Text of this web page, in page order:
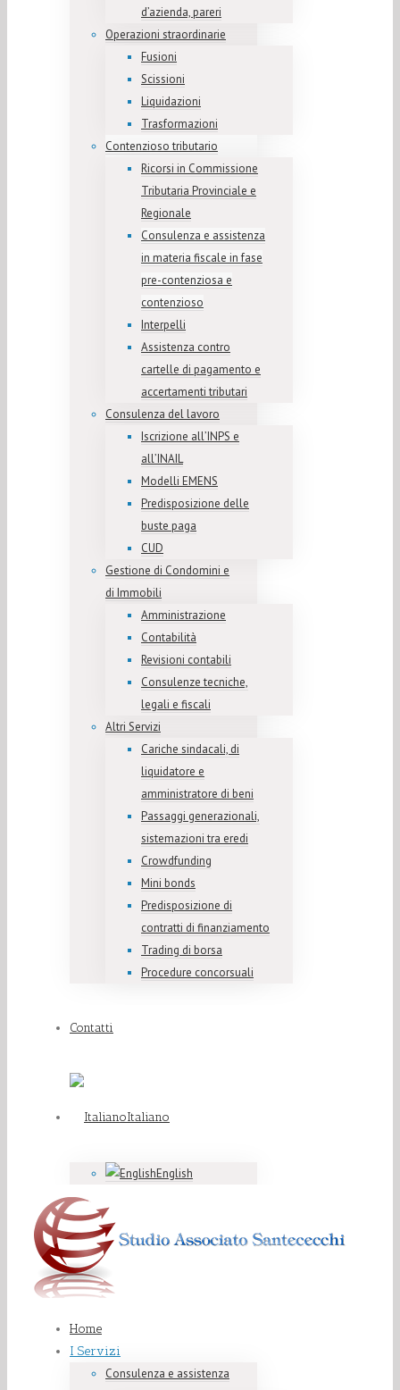
d’azienda, pareri
Operazioni straordinarie
Fusioni
Scissioni
Liquidazioni
Trasformazioni
Contenzioso tributario
Ricorsi in Commissione
Tributaria Provinciale e
Regionale
Consulenza e assistenza
in materia fiscale in fase
pre-contenziosa e
contenzioso
Interpelli
Assistenza contro
cartelle di pagamento e
accertamenti tributari
Consulenza del lavoro
Iscrizione all’INPS e
all’INAIL
Modelli EMENS
Predisposizione delle
buste paga
CUD
Gestione di Condomini e
di Immobili
Amministrazione
Contabilità
Revisioni contabili
Consulenze tecniche,
legali e fiscali
Altri Servizi
Cariche sindacali, di
liquidatore e
amministratore di beni
Passaggi generazionali,
sistemazioni tra eredi
Crowdfunding
Mini bonds
Predisposizione di
contratti di finanziamento
Trading di borsa
Procedure concorsuali
Contatti
Italiano
English
Home
I Servizi
Consulenza e assistenza